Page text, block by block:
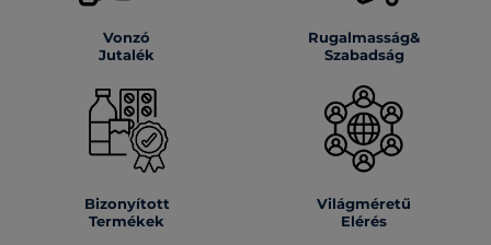
Vonzó
Jutalék
Rugalmasság&
Szabadság
Bizonyított
Termékek
Világméretű
Elérés